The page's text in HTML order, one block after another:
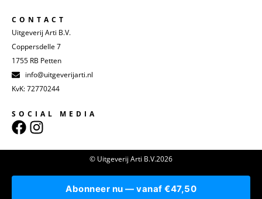
CONTACT
Uitgeverij Arti B.V.
Coppersdelle 7
1755 RB Petten
info@uitgeverijarti.nl
KvK: 72770244
SOCIAL MEDIA
© Uitgeverij Arti B.V.2026
Abonneer nu — vanaf €47,50